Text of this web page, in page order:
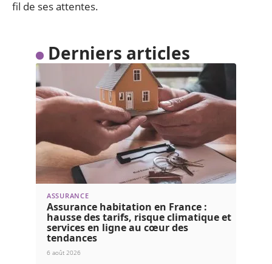
fil de ses attentes.
Derniers articles
ASSURANCE
Assurance habitation en France :
hausse des tarifs, risque climatique et
services en ligne au cœur des
tendances
6 août 2026